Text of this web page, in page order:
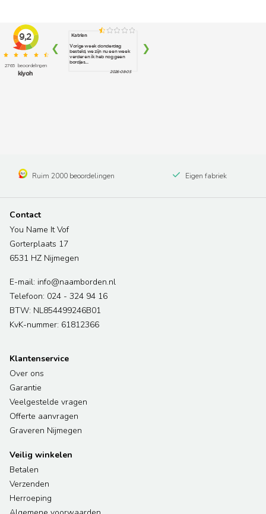
Ruim 2000 beoordelingen Eigen fabriek
Contact
You Name It Vof
Gorterplaats 17
6531 HZ Nijmegen
E-mail: info@naamborden.nl
Telefoon: 024 - 324 94 16
BTW: NL854499246B01
KvK-nummer: 61812366
Klantenservice
Over ons
Garantie
Veelgestelde vragen
Offerte aanvragen
Graveren Nijmegen
Veilig winkelen
Betalen
Verzenden
Herroeping